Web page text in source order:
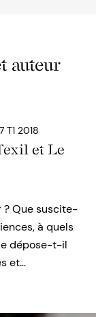
auteur
T1 2018
et Le
? Que suscite-
à quels
dépose-t-il
et…